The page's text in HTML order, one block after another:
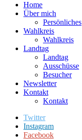
Home
Über mich
Persönliches
Wahlkreis
Wahlkreis
Landtag
Landtag
Ausschüsse
Besucher
Newsletter
Kontakt
Kontakt
Twitter
Instagram
Facebook